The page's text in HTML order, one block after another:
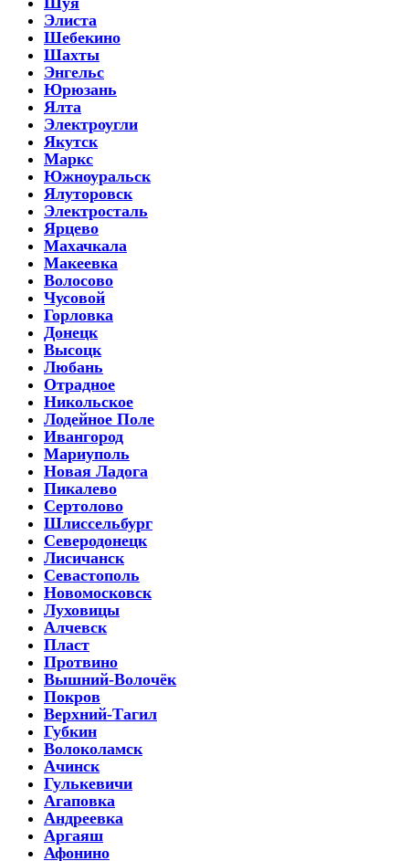
Элиста
Шебекино
Шахты
Энгельс
Юрюзань
Ялта
Электроугли
Якутск
Маркс
Южноуральск
Ялуторовск
Электросталь
Ярцево
Махачкала
Макеевка
Волосово
Чусовой
Горловка
Донецк
Высоцк
Любань
Отрадное
Никольское
Лодейное Поле
Ивангород
Мариуполь
Новая Ладога
Пикалево
Сертолово
Шлиссельбург
Северодонецк
Лисичанск
Севастополь
Новомосковск
Луховицы
Алчевск
Пласт
Протвино
Вышний-Волочёк
Покров
Верхний-Тагил
Губкин
Волоколамск
Ачинск
Гулькевичи
Агаповка
Андреевка
Аргаяш
Афонино